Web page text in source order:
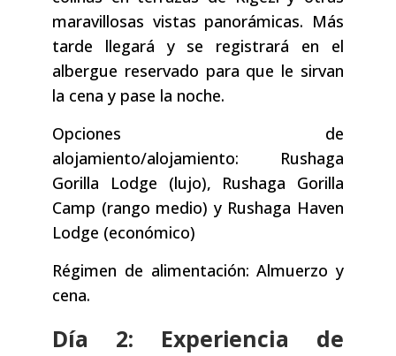
maravillosas vistas panorámicas. Más
tarde llegará y se registrará en el
albergue reservado para que le sirvan
la cena y pase la noche.
Opciones de
alojamiento/alojamiento: Rushaga
Gorilla Lodge (lujo), Rushaga Gorilla
Camp (rango medio) y Rushaga Haven
Lodge (económico)
Régimen de alimentación: Almuerzo y
cena.
Día 2: Experiencia de